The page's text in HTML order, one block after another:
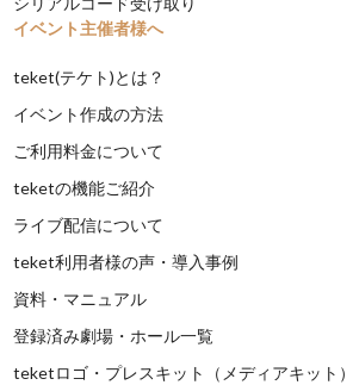
イベント主催者様へ
teket(テケト)とは？
イベント作成の方法
ご利用料金について
teketの機能ご紹介
ライブ配信について
teket利用者様の声・導入事例
資料・マニュアル
登録済み劇場・ホール一覧
teketロゴ・プレスキット（メディアキット）